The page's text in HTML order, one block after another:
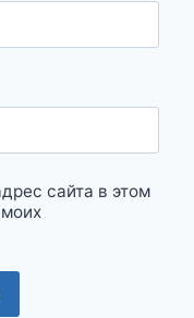
сайта в этом